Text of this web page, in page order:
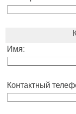
Имя:
Контактный